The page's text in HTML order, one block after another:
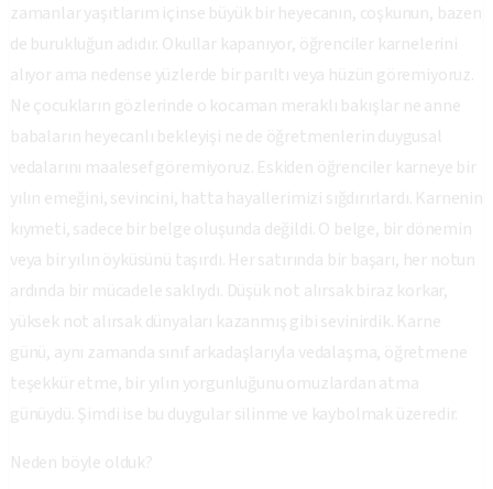
zamanlar yaşıtlarım içinse büyük bir heyecanın, coşkunun, bazen
de burukluğun adıdır. Okullar kapanıyor, öğrenciler karnelerini
alıyor ama nedense yüzlerde bir parıltı veya hüzün göremiyoruz.
Ne çocukların gözlerinde o kocaman meraklı bakışlar ne anne
babaların heyecanlı bekleyişi ne de öğretmenlerin duygusal
vedalarını maalesef göremiyoruz. Eskiden öğrenciler karneye bir
yılın emeğini, sevincini, hatta hayallerimizi sığdırırlardı. Karnenin
kıymeti, sadece bir belge oluşunda değildi. O belge, bir dönemin
veya bir yılın öyküsünü taşırdı. Her satırında bir başarı, her notun
ardında bir mücadele saklıydı. Düşük not alırsak biraz korkar,
yüksek not alırsak dünyaları kazanmış gibi sevinirdik. Karne
günü, aynı zamanda sınıf arkadaşlarıyla vedalaşma, öğretmene
teşekkür etme, bir yılın yorgunluğunu omuzlardan atma
günüydü. Şimdi ise bu duygular silinme ve kaybolmak üzeredir.
Neden böyle olduk?